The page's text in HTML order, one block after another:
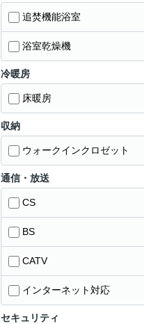
追焚機能浴室
浴室乾燥機
冷暖房
床暖房
収納
ウォークインクロゼット
通信・放送
CS
BS
CATV
インターネット対応
セキュリティ